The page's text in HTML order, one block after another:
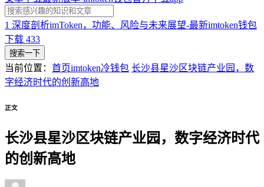
1 深度剖析imToken，功能、风险与未来展望-最新imtoken钱包
下载 433
搜索一下
当前位置： 首页imtoken冷钱包 长沙县星沙区块链产业园，数
字经济时代的创新高地
正文
长沙县星沙区块链产业园，数字经济时代
的创新高地